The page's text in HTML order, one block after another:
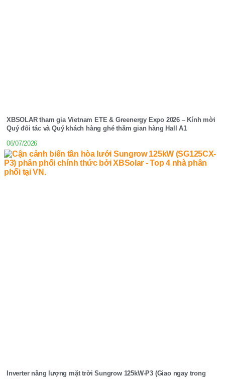
XBSOLAR tham gia Vietnam ETE & Greenergy Expo 2026 – Kính mời
Quý đối tác và Quý khách hàng ghé thăm gian hàng Hall A1
06/07/2026
Inverter năng lượng mặt trời Sungrow 125kW-P3 (Giao ngay trong